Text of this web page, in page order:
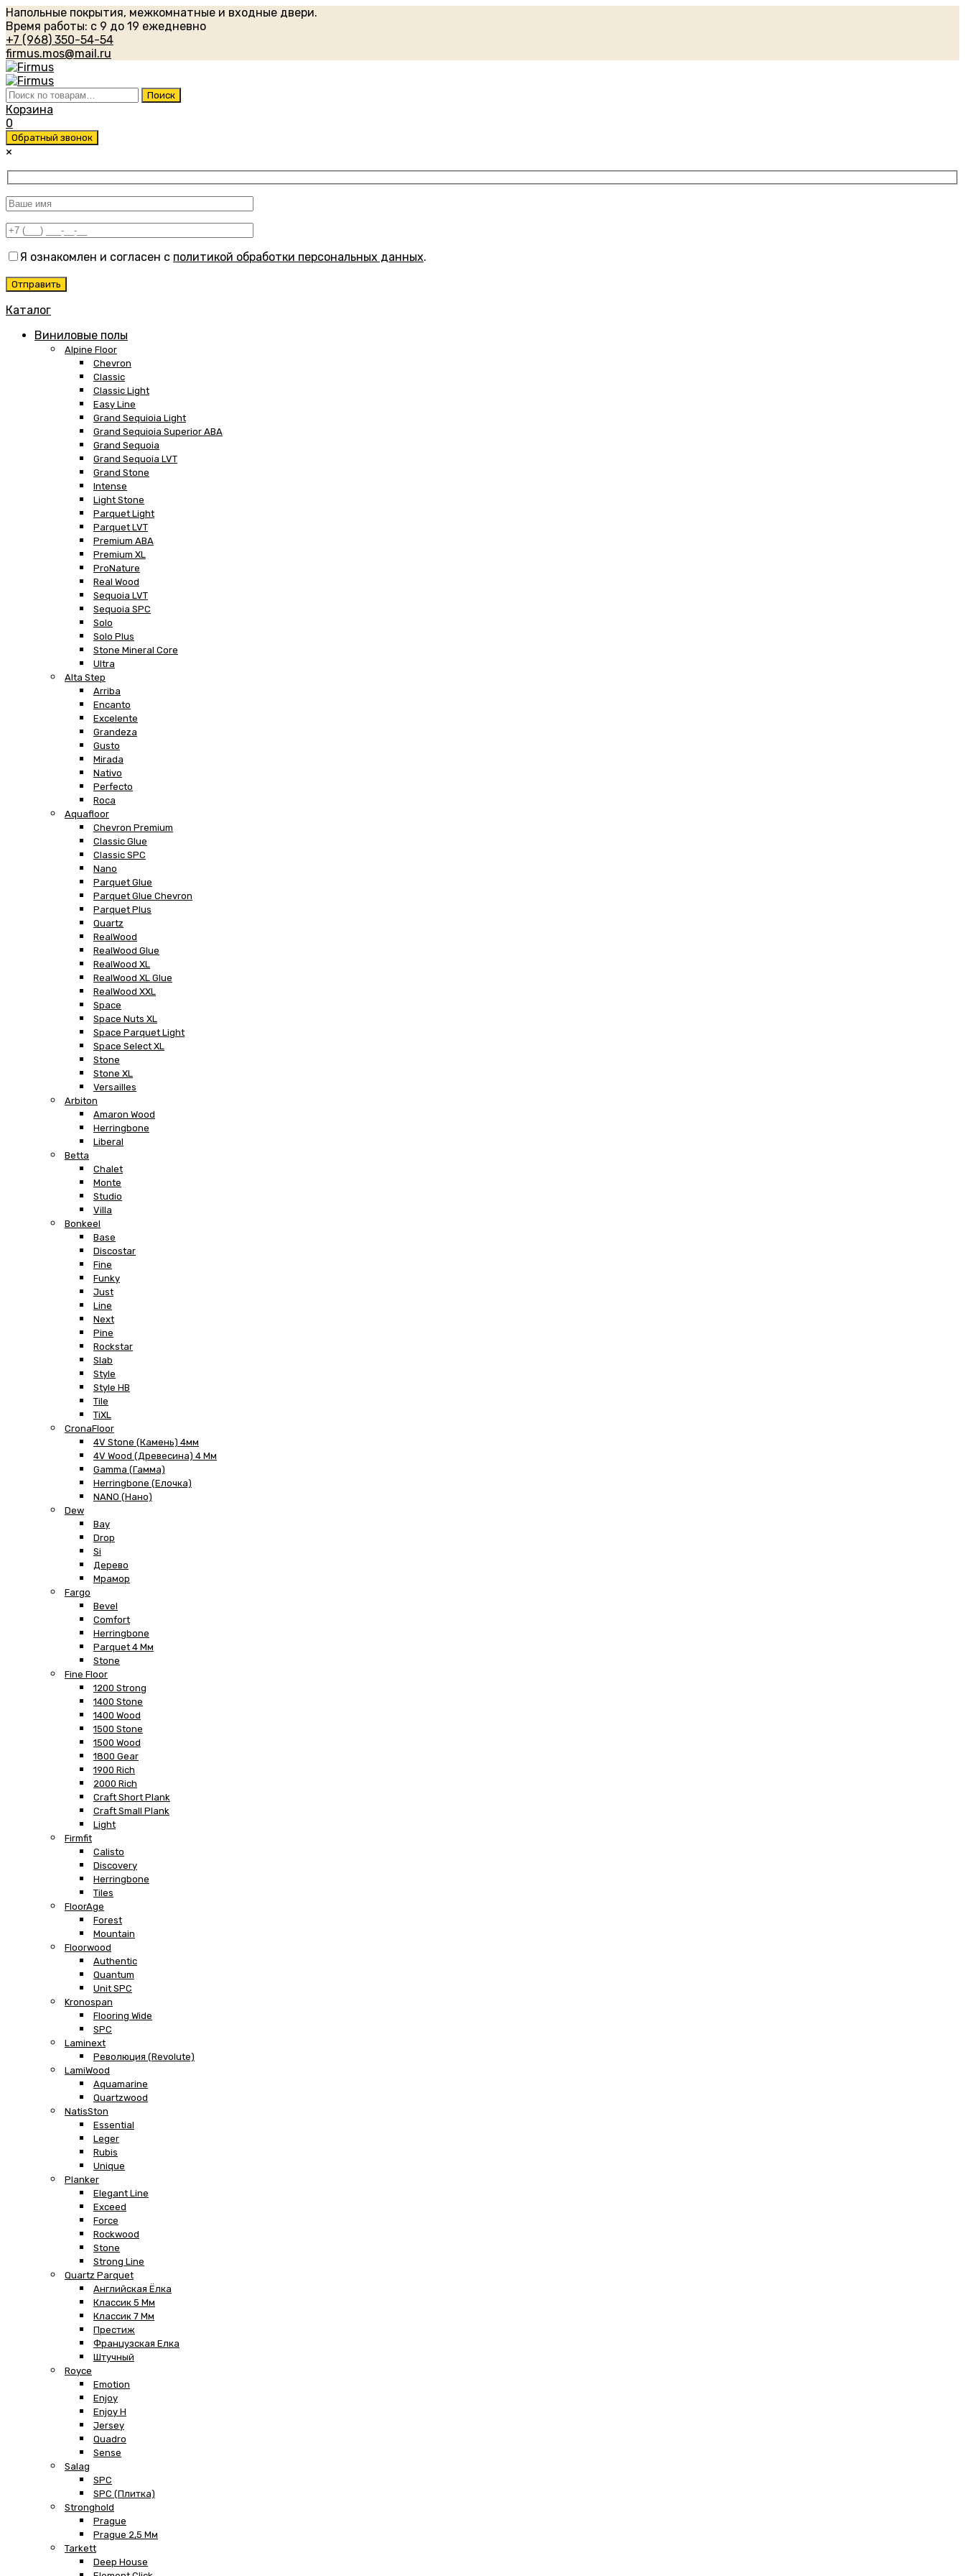
Напольные покрытия, межкомнатные и входные двери.
Время работы: с 9 до 19 ежедневно
+7 (968) 350-54-54
firmus.mos@mail.ru
Искать: Поиск
Корзина
0
Обратный звонок
×
Я ознакомлен и согласен с политикой обработки персональных данных.
Каталог
Виниловые полы
Alpine Floor
Chevron
Classic
Classic Light
Easy Line
Grand Sequioia Light
Grand Sequioia Superior ABA
Grand Sequoia
Grand Sequoia LVT
Grand Stone
Intense
Light Stone
Parquet Light
Parquet LVT
Premium ABA
Premium XL
ProNature
Real Wood
Sequoia LVT
Sequoia SPC
Solo
Solo Plus
Stone Mineral Core
Ultra
Alta Step
Arriba
Encanto
Excelente
Grandeza
Gusto
Mirada
Nativo
Perfecto
Roca
Aquafloor
Chevron Premium
Classic Glue
Classic SPC
Nano
Parquet Glue
Parquet Glue Chevron
Parquet Plus
Quartz
RealWood
RealWood Glue
RealWood XL
RealWood XL Glue
RealWood XXL
Space
Space Nuts XL
Space Parquet Light
Space Select XL
Stone
Stone XL
Versailles
Arbiton
Amaron Wood
Herringbone
Liberal
Betta
Chalet
Monte
Studio
Villa
Bonkeel
Base
Discostar
Fine
Funky
Just
Line
Next
Pine
Rockstar
Slab
Style
Style HB
Tile
TiXL
CronaFloor
4V Stone (Камень) 4мм
4V Wood (Древесина) 4 Мм
Gamma (Гамма)
Herringbone (Елочка)
NANO (Нано)
Dew
Bay
Drop
Si
Дерево
Мрамор
Fargo
Bevel
Comfort
Herringbone
Parquet 4 Мм
Stone
Fine Floor
1200 Strong
1400 Stone
1400 Wood
1500 Stone
1500 Wood
1800 Gear
1900 Rich
2000 Rich
Craft Short Plank
Craft Small Plank
Light
Firmfit
Calisto
Discovery
Herringbone
Tiles
FloorAge
Forest
Mountain
Floorwood
Authentic
Quantum
Unit SPC
Kronospan
Flooring Wide
SPC
Laminext
Революция (Revolute)
LamiWood
Aquamarine
Quartzwood
NatisSton
Essential
Leger
Rubis
Unique
Planker
Elegant Line
Exceed
Force
Rockwood
Stone
Strong Line
Quartz Parquet
Английская Ёлка
Классик 5 Мм
Классик 7 Мм
Престиж
Французская Елка
Штучный
Royce
Emotion
Enjoy
Enjoy H
Jersey
Quadro
Sense
Salag
SPC
SPC (плитка)
Stronghold
Prague
Prague 2,5 Мм
Tarkett
Deep House